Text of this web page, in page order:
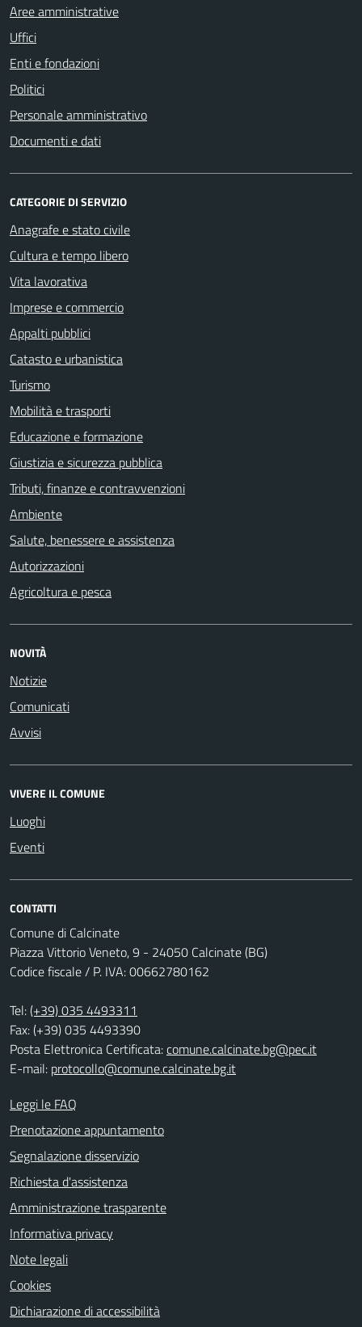
Aree amministrative
Uffici
Enti e fondazioni
Politici
Personale amministrativo
Documenti e dati
CATEGORIE DI SERVIZIO
Anagrafe e stato civile
Cultura e tempo libero
Vita lavorativa
Imprese e commercio
Appalti pubblici
Catasto e urbanistica
Turismo
Mobilità e trasporti
Educazione e formazione
Giustizia e sicurezza pubblica
Tributi, finanze e contravvenzioni
Ambiente
Salute, benessere e assistenza
Autorizzazioni
Agricoltura e pesca
NOVITÀ
Notizie
Comunicati
Avvisi
VIVERE IL COMUNE
Luoghi
Eventi
CONTATTI
Comune di Calcinate
Piazza Vittorio Veneto, 9 - 24050 Calcinate (BG)
Codice fiscale / P. IVA: 00662780162
Tel:(+39) 035 4493311
Fax: (+39) 035 4493390
Posta Elettronica Certificata:comune.calcinate.bg@pec.it
E-mail: protocollo@comune.calcinate.bg.it
Leggi le FAQ
Prenotazione appuntamento
Segnalazione disservizio
Richiesta d'assistenza
Amministrazione trasparente
Informativa privacy
Note legali
Cookies
Dichiarazione di accessibilità